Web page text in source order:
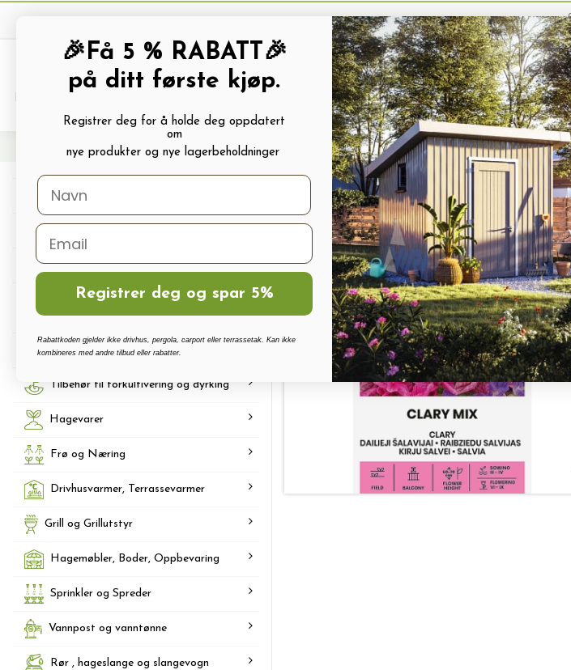
PRODUKTKATALOG ALLE TILBUDSVARER BRUKTE VARER
Blomsterfrø Dusksalvie frø CLARY
Drivhus
Polykarbonat, Glass Og Tilbehør
Terrassetak, Pergola, Hagestuer,
Carport
Drivhus vanningssett
Tilbehør til forkultivering og dyrking
Hagevarer
Frø og Næring
Drivhusvarmer, Terrassevarmer
Grill og Grillutstyr
Hagemøbler, Boder, Oppbevaring
Sprinkler og Spreder
Vannpost og vanntønne
Rør , hageslange og slangevogn
🎉Få 5 % RABATT🎉
på ditt første kjøp.
Registrer deg for å holde deg oppdatert
om
nye produkter og nye lagerbeholdninger
Registrer deg og spar 5%
Rabattkoden gjelder ikke drivhus, pergola, carport eller terrassetak. Kan ikke
kombineres med andre tilbud eller rabatter.